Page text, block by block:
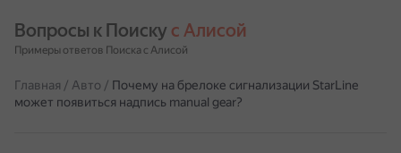
Вопросы к Поиску с Алисой
Примеры ответов Поиска с Алисой
Главная / Авто / Почему на брелоке сигнализации StarLine
может появиться надпись manual gear?